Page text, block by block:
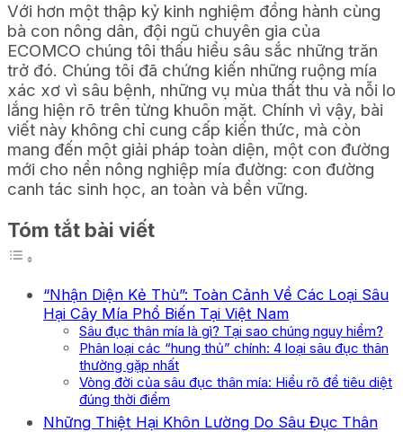
Với hơn một thập kỷ kinh nghiệm đồng hành cùng
bà con nông dân, đội ngũ chuyên gia của
ECOMCO chúng tôi thấu hiểu sâu sắc những trăn
trở đó. Chúng tôi đã chứng kiến những ruộng mía
xác xơ vì sâu bệnh, những vụ mùa thất thu và nỗi lo
lắng hiện rõ trên từng khuôn mặt. Chính vì vậy, bài
viết này không chỉ cung cấp kiến thức, mà còn
mang đến một giải pháp toàn diện, một con đường
mới cho nền nông nghiệp mía đường: con đường
canh tác sinh học, an toàn và bền vững.
Tóm tắt bài viết
“Nhận Diện Kẻ Thù”: Toàn Cảnh Về Các Loại Sâu
Hại Cây Mía Phổ Biến Tại Việt Nam
Sâu đục thân mía là gì? Tại sao chúng nguy hiểm?
Phân loại các “hung thủ” chính: 4 loại sâu đục thân
thường gặp nhất
Vòng đời của sâu đục thân mía: Hiểu rõ để tiêu diệt
đúng thời điểm
Những Thiệt Hại Khôn Lường Do Sâu Đục Thân